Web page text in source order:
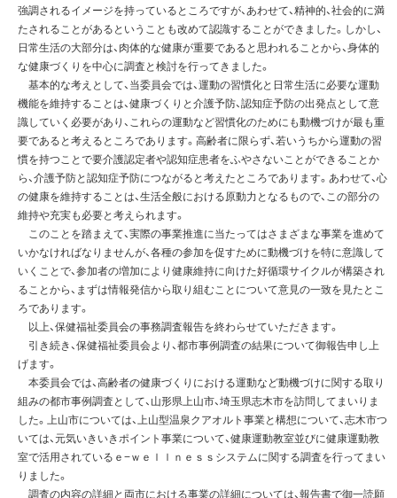
強調されるイメージを持っているところですが、あわせて、精神的、社会的に満
たされることがあるということも改めて認識することができました。しかし、
日常生活の大部分は、肉体的な健康が重要であると思われることから、身体的
な健康づくりを中心に調査と検討を行ってきました。
基本的な考えとして、当委員会では、運動の習慣化と日常生活に必要な運動
機能を維持することは、健康づくりと介護予防、認知症予防の出発点として意
識していく必要があり、これらの運動など習慣化のためにも動機づけが最も重
要であると考えるところであります。高齢者に限らず、若いうちから運動の習
慣を持つことで要介護認定者や認知症患者をふやさないことができることか
ら、介護予防と認知症予防につながると考えたところであります。あわせて、心
の健康を維持することは、生活全般における原動力となるもので、この部分の
維持や充実も必要と考えられます。
このことを踏まえて、実際の事業推進に当たってはさまざまな事業を進めて
いかなければなりませんが、各種の参加を促すために動機づけを特に意識して
いくことで、参加者の増加により健康維持に向けた好循環サイクルが構築され
ることから、まずは情報発信から取り組むことについて意見の一致を見たとこ
ろであります。
以上、保健福祉委員会の事務調査報告を終わらせていただきます。
引き続き、保健福祉委員会より、都市事例調査の結果について御報告申し上
げます。
本委員会では、高齢者の健康づくりにおける運動など動機づけに関する取り
組みの都市事例調査として、山形県上山市、埼玉県志木市を訪問してまいりま
した。上山市については、上山型温泉クアオルト事業と構想について、志木市つ
いては、元気いきいきポイント事業について、健康運動教室並びに健康運動教
室で活用されているｅ−ｗｅｌｌｎｅｓｓシステムに関する調査を行ってまい
りました。
調査の内容の詳細と両市における事業の詳細については、報告書で御一読願